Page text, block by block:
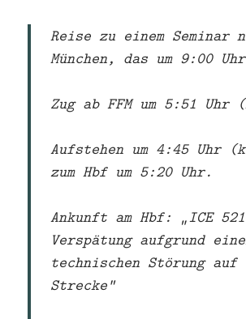
Reise zu einem Seminar
München, das um 9:00
Zug ab FFM um 5:51 Uhr
Aufstehen um 4:45 Uhr
zum Hbf um 5:20 Uhr.
Ankunft am Hbf: „ICE
Verspätung aufgrund
technischen Störung auf
Strecke“